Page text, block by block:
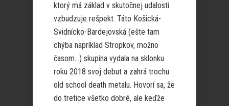
ktorý má základ v skutočnej udalosti
vzbudzuje rešpekt. Táto Košická-
Svidnícko-Bardejovská (ešte tam
chýba napríklad Stropkov, možno
časom…) skupina vydala na sklonku
roku 2018 svoj debut a zahrá trochu
old school death metalu. Hovorí sa, že
do tretice všetko dobré, ale keďže